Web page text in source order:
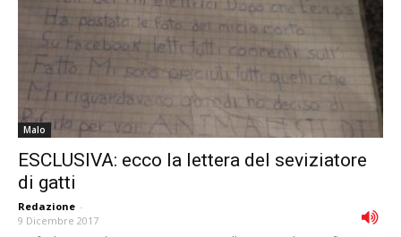
Malo
ESCLUSIVA: ecco la lettera del seviziatore
di gatti
Redazione -
9 Dicembre 2017